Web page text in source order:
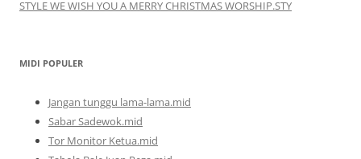
STYLE WE WISH YOU A MERRY CHRISTMAS WORSHIP.STY
MIDI POPULER
Jangan tunggu lama-lama.mid
Sabar Sadewok.mid
Tor Monitor Ketua.mid